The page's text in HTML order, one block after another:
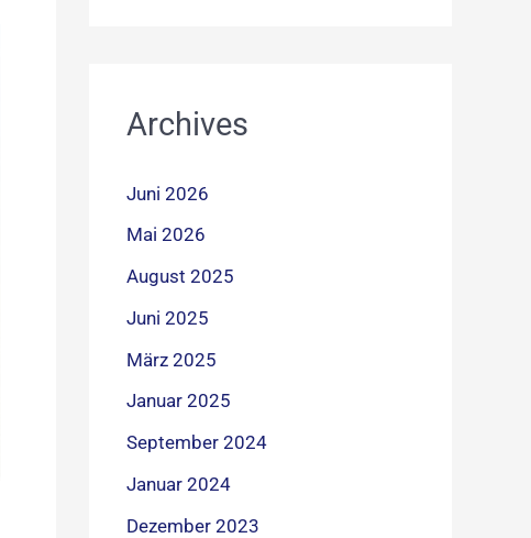
Archives
Juni 2026
Mai 2026
August 2025
Juni 2025
März 2025
Januar 2025
September 2024
Januar 2024
Dezember 2023